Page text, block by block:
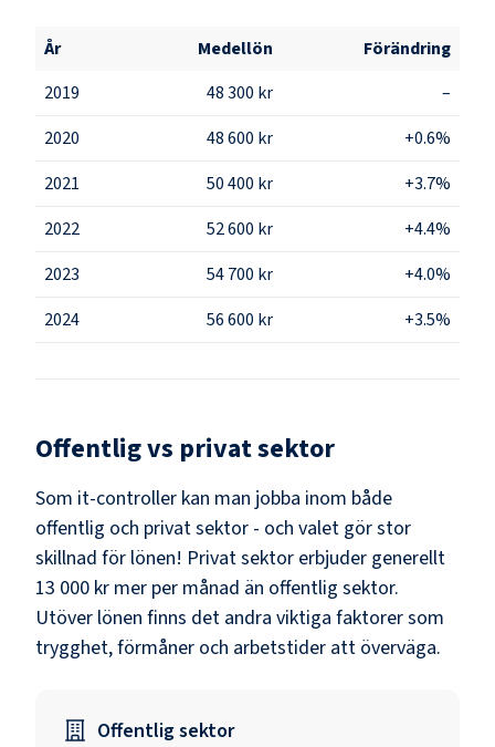
År Medellön
Förändring
2019
48 300 kr
–
2020
48 600 kr
+0.6%
2021
50 400 kr
+3.7%
2022
52 600 kr
+4.4%
2023
54 700 kr
+4.0%
2024
56 600 kr +3.5%
Offentlig vs privat sektor
Som it-controller kan man jobba inom både
offentlig och privat sektor - och valet gör stor
skillnad för lönen! Privat sektor erbjuder generellt
13 000 kr mer per månad än offentlig sektor.
Utöver lönen finns det andra viktiga faktorer som
trygghet, förmåner och arbetstider att överväga.
Offentlig sektor